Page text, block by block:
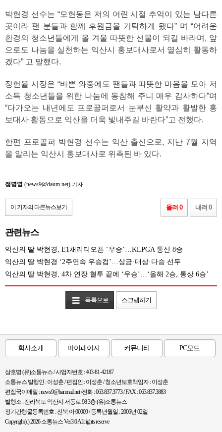
박현경 선수는 “모현동은 저의 어린 시절 추억이 있는 남다른
곳이라 팬 분들과 함께 후원금을 기탁하게 됐다” 며 “어려운
환경의 청소년들에게 올 겨울 따뜻한 선물이 되길 바라며, 앞
으로도 나눔을 실천하는 익산시 홍보대사로서 열심히 활동하
겠다” 고 말했다.
정헌율 시장은 “바쁜 와중에도 팬들과 따뜻한 마음을 모아 저
소득 청소년들을 위한 나눔에 동참해 주니 매우 감사하다”며
“다가오는 내년에도 프로골퍼로서 눈부신 활약과 활발한 홍
보대사 활동으로 익산을 더욱 빛내주길 바란다”고 전했다.
한편 프로골퍼 박현경 선수는 익산 출신으로, 지난 7월 지역
을 알리는 익산시 홍보대사로 위촉된 바 있다.
정명열 (news9@daum.net) 기자
이 기자의 다른뉴스보기 올려 0 내려 0
관련뉴스
익산의 딸 박현경, E1채리티오픈 ‘우승’…KLPGA 통산 8승
익산의 딸 박현경 ‘2주연속 우승컵’…상금·대상·다승 선두
익산의 딸 박현경, 4차 연장 혈투 끝에 ‘우승’…‘올해 2승, 통상 6승’
목록으로 스크랩하기
회사소개 마이페이지 커뮤니티 PC모드
상호명:(유)소통뉴스 / 사업자번호 : 403-81-42187
소통뉴스 발행인 : 이성춘 / 편집인 : 이성춘 / 청소년보호책임자 : 이성춘
편집국이메일 : news9@hanmail.net /전화 : 063.837.3773 / FAX : 063.837.3883
발행소 : 전라북도 익산시 서동로 98 3층 (유)소통뉴스
정기간행물등록번호 : 전북 아 00009 / 등록년월일 : 2006년 02일
Copyright(c) 2026 소통뉴스 Ver3.0 All rights reserve